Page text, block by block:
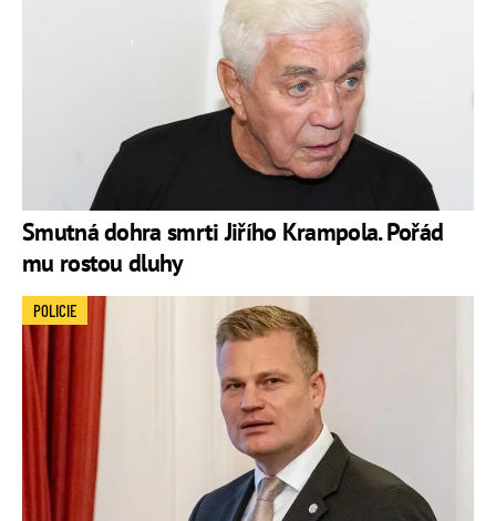
Smutná dohra smrti Jiřího Krampola. Pořád
mu rostou dluhy
POLICIE